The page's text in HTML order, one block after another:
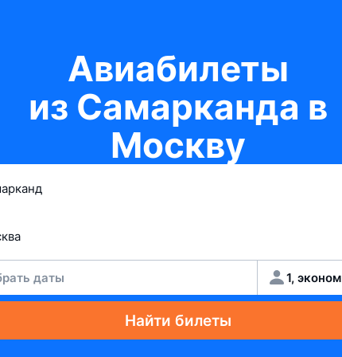
Авиабилеты
из Самарканда в
Москву
даты 1, эконом
Найти билеты